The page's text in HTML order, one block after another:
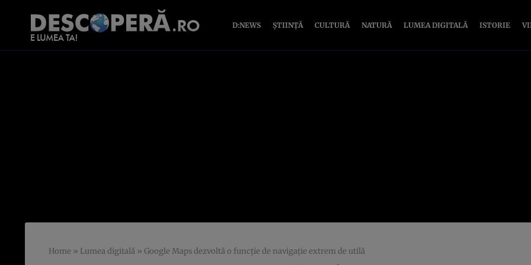
D:NEWS ȘTIINȚĂ CULTURĂ NATURĂ LUMEA DIGITALĂ ISTORIE
Home » Lumea digitală » Google Maps dezvoltă o funcţie de navigaţie extrem de utilă